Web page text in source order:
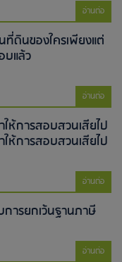
อ่านต่อ
ที่ดินของใครเพียงแต่
แล้ว
อ่านต่อ
ห้การสอบสวนเสียไป​
ห้การสอบสวนเสียไป​
อ่านต่อ
ารยกเว้นฐานภาษี
อ่านต่อ